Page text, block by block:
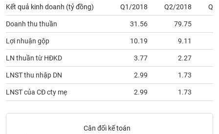
Kết quả kinh doanh (tỷ đồng) Q1/2018 Q2/2018
Doanh thu thuần 31.56 79.75
Lợi nhuận gộp 10.19 9.11
LN thuần từ HĐKD 3.77 2.27
LNST thu nhập DN 2.99 1.73
LNST của CĐ cty mẹ 2.99 1.73
Cân đối kế toán
giả
(-)
Báo
cáo
phân
tích
(-)
ngữ